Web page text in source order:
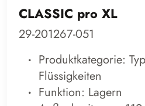
CLASSIC pro XL
29-201267-051
Produktkategorie:
Flüssigkeiten
Funktion: Lagern